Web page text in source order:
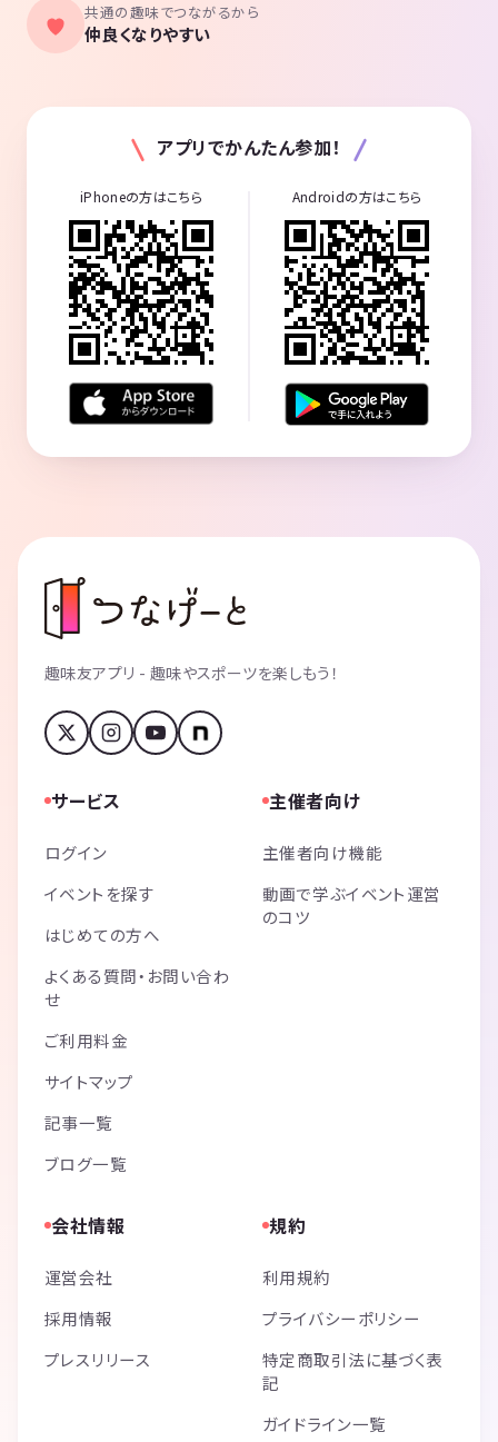
共通の趣味でつながるから
仲良くなりやすい
アプリでかんたん参加！
iPhoneの方はこちら Androidの方はこちら
趣味友アプリ - 趣味やスポーツを楽しもう！
サービス
ログイン
イベントを探す
はじめての方へ
よくある質問・お問い合わ
せ
ご利用料金
サイトマップ
記事一覧
ブログ一覧
主催者向け
主催者向け機能
動画で学ぶイベント運営
のコツ
会社情報
運営会社
採用情報
プレスリリース
規約
利用規約
プライバシーポリシー
特定商取引法に基づく表
記
ガイドライン一覧